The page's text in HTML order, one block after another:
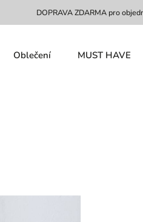
DOPRAVA ZDARMA pro
Oblečení MUST HAVE